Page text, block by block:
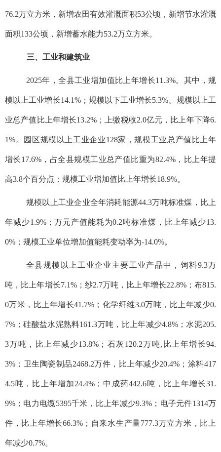
76.2万立方米，新增农田有效灌溉面积53公顷，新增节水灌溉
面积133公顷，新增蓄水能力53.2万立方米。
三、工业和建筑业
2025年，全县工业增加值比上年增长11.3%。其中，规
模以上工业增长14.1%；规模以下工业增长5.3%。规模以上工
业总产值比上年增长13.2%；上缴税收2.0亿元，比上年下降6.
1%。园区规模以上工业企业128家，规模工业总产值比上年
增长17.6%，占全县规模工业总产值比重为82.4%，比上年提
高3.8个百分点；规模工业增加值比上年增长18.9%。
规模以上工业企业全年消耗能源44.3万吨标准煤，比上
年减少1.9%；万元产值能耗为0.2吨标准煤，比上年减少13.
0%；规模工业单位增加值能耗变动率为-14.0%。
全县规模以上工业企业主要工业产品中，饲料9.3万
吨，比上年增长7.1%；纱2.7万吨，比上年增长22.8%；布815.
0万米，比上年增长41.7%；化学纤维3.0万吨，比上年减少0.
7%；硅酸盐水泥熟料161.3万吨，比上年减少4.8%；水泥205.
3万吨，比上年减少13.8%；石灰120.2万吨,比上年增长94.
3%；卫生陶瓷制品2468.2万件，比上年减少20.4%；涂料417
4.5吨，比上年增加24.4%；中成药442.6吨，比上年增长31.
9%；电力电缆5395千米，比上年减少9.3%；电子元件1314万
件，比上年增长66.3%；自来水生产量777.3万立方米，比上
年减少0.7%。